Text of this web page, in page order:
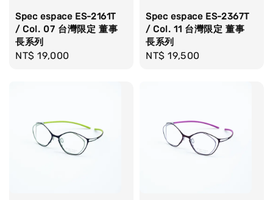
Spec espace ES-2161T
/ Col. 07 台灣限定 董事
長系列
Regular
NT$ 19,000
Spec espace ES-2367T
/ Col. 11 台灣限定 董事
長系列
Regular
NT$ 19,500